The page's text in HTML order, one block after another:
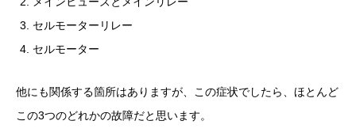
セルモーターリレー
セルモーター
他にも関係する箇所はありますが、この症状でしたら、ほとんど
この3つのどれかの故障だと思います。